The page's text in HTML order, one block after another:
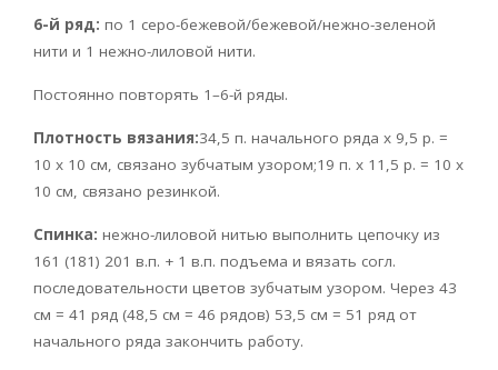
6-й ряд: по 1 серо-бежевой/бежевой/нежно-зеленой
нити и 1 нежно-лиловой нити.
Постоянно повторять 1–6-й ряды.
Плотность вязания:34,5 п. начального ряда х 9,5 р. =
10 x 10 см, связано зубчатым узором;19 п. х 11,5 р. = 10 x
10 см, связано резинкой.
Спинка: нежно-лиловой нитью выполнить цепочку из
161 (181) 201 в.п. + 1 в.п. подъема и вязать согл.
последовательности цветов зубчатым узором. Через 43
см = 41 ряд (48,5 см = 46 рядов) 53,5 см = 51 ряд от
начального ряда закончить работу.